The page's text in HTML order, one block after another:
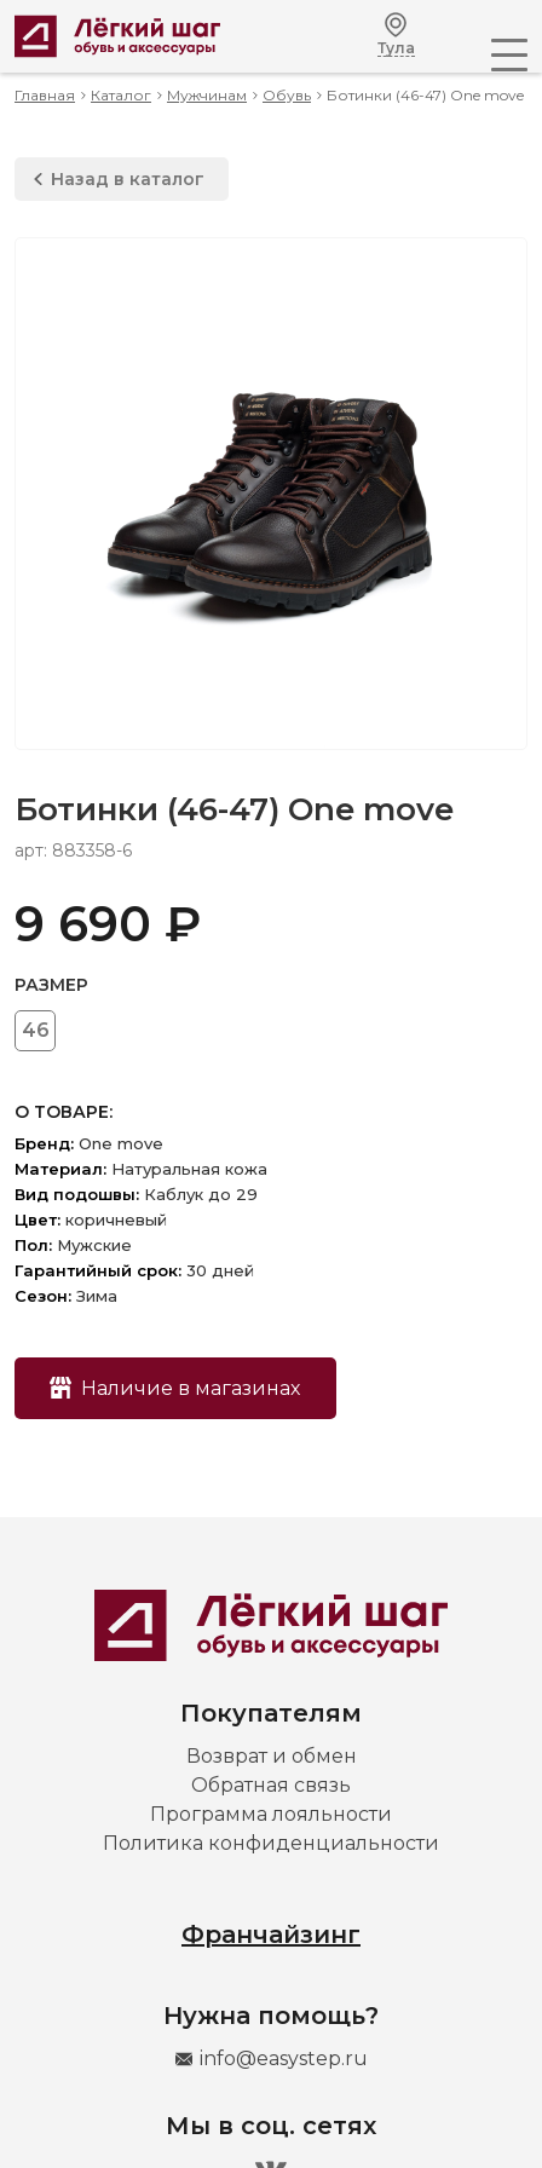
Тула
Главная Каталог Мужчинам Обувь Ботинки (46-47) One move
Назад в каталог
Ботинки (46-47) One move
арт: 883358-6
9 690 ₽
РАЗМЕР
46
О ТОВАРЕ:
Бренд: One move
Материал: Натуральная кожа
Вид подошвы: Каблук до 29
Цвет: коричневый
Пол: Мужские
Гарантийный срок: 30 дней
Сезон: Зима
Наличие в магазинах
Покупателям
Возврат и обмен
Обратная связь
Программа лояльности
Политика конфиденциальности
Франчайзинг
Нужна помощь?
info@easystep.ru
Мы в соц. сетях